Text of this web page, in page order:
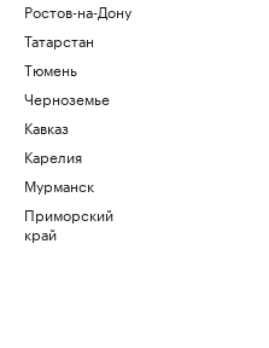
Ростов-на-Дону
Татарстан
Тюмень
Черноземье
Кавказ
Карелия
Мурманск
Приморский
край